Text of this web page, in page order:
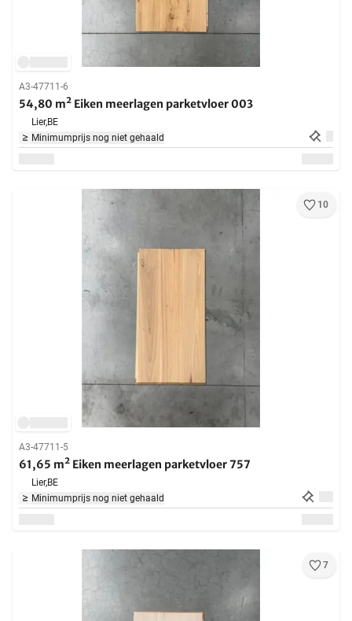
A3-47711-6
54,80 m² Eiken meerlagen parketvloer 003
Lier,BE
Minimumprijs nog niet gehaald
10
A3-47711-5
61,65 m² Eiken meerlagen parketvloer 757
Lier,BE
Minimumprijs nog niet gehaald
7